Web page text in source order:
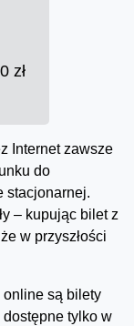
zł
Internet zawsze
do
stacjonarnej.
– kupując bilet z
w przyszłości
online są bilety
dostępne tylko w